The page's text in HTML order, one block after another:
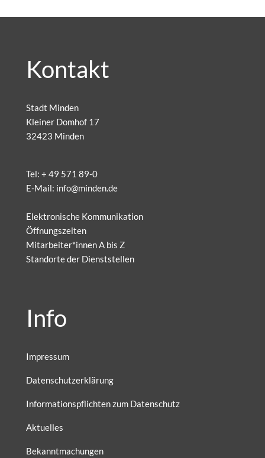
Kontakt
Stadt Minden
Kleiner Domhof 17
32423 Minden
Tel: + 49 571 89-0
E-Mail: info@minden.de
Elektronische Kommunikation
Öffnungszeiten
Mitarbeiter*innen A bis Z
Standorte der Dienststellen
Info
Impressum
Datenschutzerklärung
Informationspflichten zum Datenschutz
Aktuelles
Bekanntmachungen